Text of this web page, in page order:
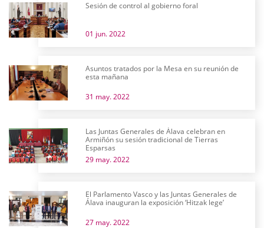
Sesión de control al gobierno foral
01 jun. 2022
Asuntos tratados por la Mesa en su reunión de
esta mañana
31 may. 2022
Las Juntas Generales de Álava celebran en
Armiñón su sesión tradicional de Tierras
Esparsas
29 may. 2022
El Parlamento Vasco y las Juntas Generales de
Álava inauguran la exposición ‘Hitzak lege’
27 may. 2022